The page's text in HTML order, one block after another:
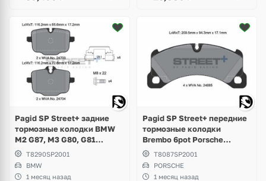
Pagid SP Street+ задние
тормозные колодки BMW
M2 G87, M3 G80, G81
Touring, M4 Competition
G82, M5 F10, M6 F06, F13,
X3M F97, X4M F98
T8290SP2001
BMW
1 месяц назад
Pagid SP Street+ передние
тормозные колодки
Brembo 6pot Porsche
Cayenne 958, 3.0 Diesel,
Hybrid, 3.6 S, GTS
T8087SP2001
PORSCHE
1 месяц назад